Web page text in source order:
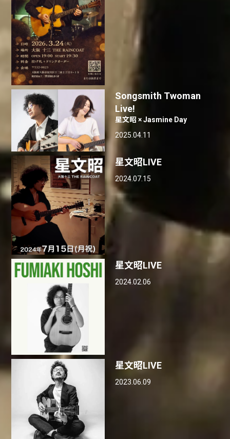
Songsmith Twoman
Live!
星文昭 × Jasmine Day
2025.04.11
星文昭LIVE
2024.07.15
星文昭LIVE
2024.02.06
星文昭LIVE
2023.06.09